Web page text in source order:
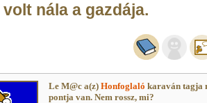
volt nála a gazdája.
Le M@c a(z) Honfoglaló karaván tagja
pontja van. Nem rossz, mi?